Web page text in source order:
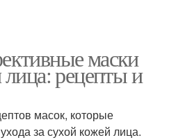
маски
рецепты и
масок, которые
за сухой кожей лица.